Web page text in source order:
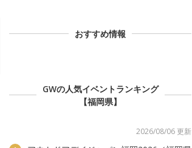
おすすめ情報
GWの人気イベントランキング
【福岡県】
2026/08/06 更新